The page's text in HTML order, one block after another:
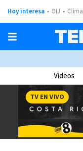
Hoy interesa OIJ Clima
Videos
TV EN VIVO